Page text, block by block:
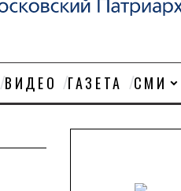
ВИДЕО ГАЗЕТА СМИ